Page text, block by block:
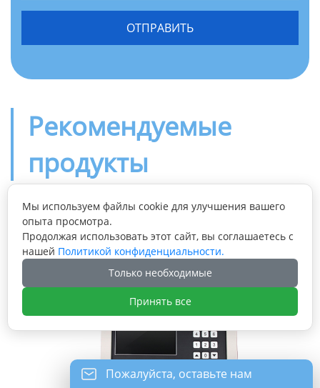
Пожалуйста, оставьте нам
Рекомендуемые
продукты
Мы используем файлы cookie для улучшения вашего
опыта просмотра.
Продолжая использовать этот сайт, вы соглашаетесь с
нашей Политикой конфиденциальности.
Только необходимые
Принять все